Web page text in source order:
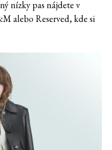
nízky pas nájdete v
alebo Reserved, kde si